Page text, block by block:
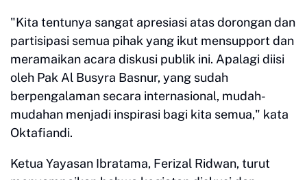
"Kita tentunya sangat apresiasi atas dorongan dan
partisipasi semua pihak yang ikut mensupport dan
meramaikan acara diskusi publik ini. Apalagi diisi
oleh Pak Al Busyra Basnur, yang sudah
berpengalaman secara internasional, mudah-
mudahan menjadi inspirasi bagi kita semua," kata
Oktafiandi.
Ketua Yayasan Ibratama, Ferizal Ridwan, turut